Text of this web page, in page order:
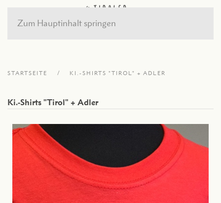
Zum Hauptinhalt springen
STARTSEITE KI.-SHIRTS "TIROL" + ADLER
Ki.-Shirts "Tirol" + Adler